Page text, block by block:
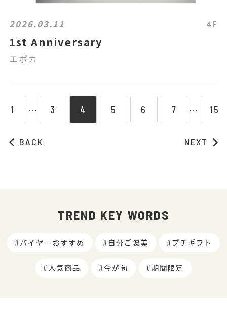
2026.03.11 4F
1st Anniversary
エポカ
BACK
1 ⋯ 3 4 5 6 7 ⋯ 15
NEXT
TREND KEY WORDS
バイヤーおすすめ 自分ご褒美 プチギフト
人気商品 今が旬 期間限定